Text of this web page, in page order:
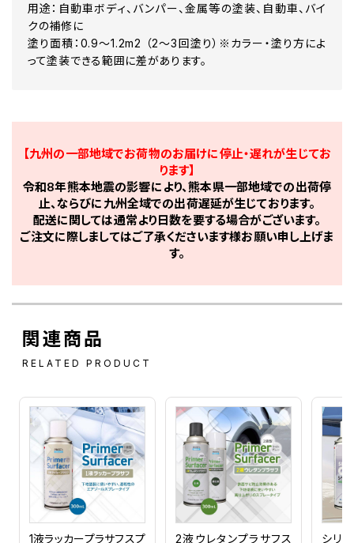
SM1 シルバーメタリック
SMX ブラックメタリック
VRC1 レッドマイカ
YAM.MA064.0 ブラックメタリック
YAM.MG003.0 ブルーメタリック
用途：自動車ボディ、バンパー、金属等の塗装、自動車、バイ
クの補修に
塗り面積：0.9～1.2m2 （2～3回塗り）※カラー・塗り方によ
って塗装できる範囲に差があります。
【九州の一部地域でお荷物のお届けに停止・遅れが生じてお
ります】
令和8年熊本地震の影響により、熊本県一部地域での出荷停
止、ならびに九州全域での出荷遅延が生じております。
配送に関しては通常より日数を要する場合がございます。
ご注文に際しましてはご了承くださいます様お願い申し上げま
す。
関連商品
RELATED PRODUCT
1液ラッカープラサフスプ
2液ウレタンプラサフス
シリ